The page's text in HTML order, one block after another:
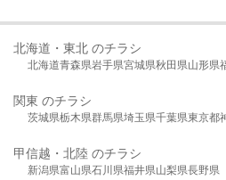
北海道・東北 のチラシ
北海道青森県岩手県宮城県秋田県山形県
関東 のチラシ
茨城県栃木県群馬県埼玉県千葉県東京都
甲信越・北陸 のチラシ
新潟県富山県石川県福井県山梨県長野県